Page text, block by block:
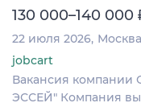
130 000–140 000
22 июля 2026 Москва
jobcart
Вакансия
ЭССЕЙ" Компания